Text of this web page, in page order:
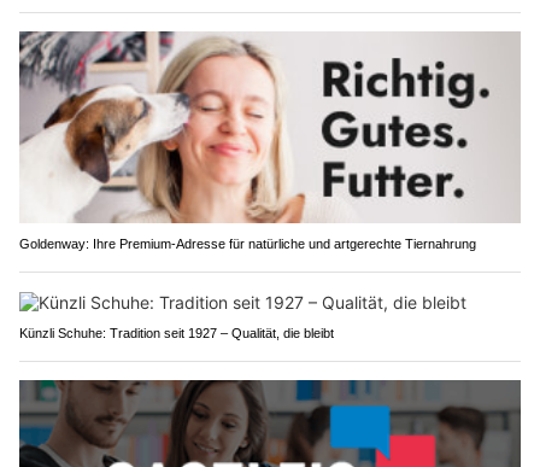
Goldenway: Ihre Premium-Adresse für natürliche und artgerechte Tiernahrung
Künzli Schuhe: Tradition seit 1927 – Qualität, die bleibt